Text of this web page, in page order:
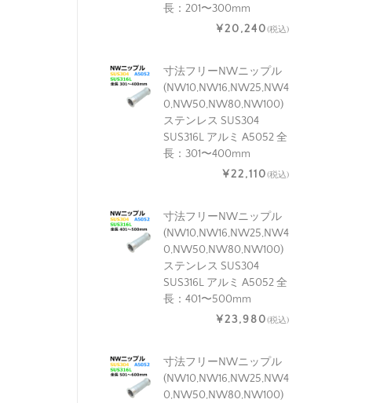
長：201〜300mm
¥20,240(税込)
寸法フリーNWニップル
(NW10,NW16,NW25,NW4
0,NW50,NW80,NW100)
ステンレス SUS304
SUS316L アルミ A5052 全
長：301〜400mm
¥22,110(税込)
寸法フリーNWニップル
(NW10,NW16,NW25,NW4
0,NW50,NW80,NW100)
ステンレス SUS304
SUS316L アルミ A5052 全
長：401〜500mm
¥23,980(税込)
寸法フリーNWニップル
(NW10,NW16,NW25,NW4
0,NW50,NW80,NW100)